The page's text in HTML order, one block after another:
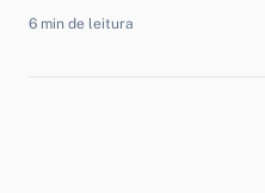
o que...
6 min de leitura